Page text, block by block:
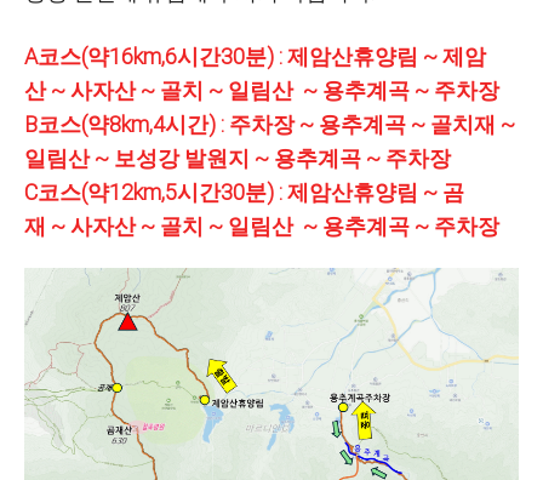
A코스(약16km,6시간30분) : 제암산휴양림 ~ 제암
산 ~ 사자산 ~ 골치 ~ 일림산 ~ 용추계곡 ~ 주차장
B코스(약8km,4시간) : 주차장 ~ 용추계곡 ~ 골치재 ~
일림산 ~ 보성강 발원지 ~ 용추계곡 ~ 주차장
C코스(약12km,5시간30분) : 제암산휴양림 ~ 곰
재 ~ 사자산 ~ 골치 ~ 일림산 ~ 용추계곡 ~ 주차장